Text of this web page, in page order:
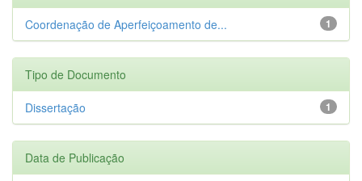
1
Coordenação de Aperfeiçoamento de...
Tipo de Documento
1
Dissertação
Data de Publicação